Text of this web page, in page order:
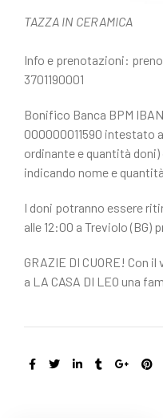
TAZZA IN CERAMICA
Info e prenotazioni:
3701190001
Bonifico Banca BPM
000000011590 intestato
ordinante e quantità
indicando nome e
I doni potranno essere
alle 12:00 a Treviolo (BG)
GRAZIE DI CUORE!
a LA CASA DI LEO una